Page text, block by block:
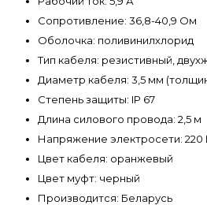
Сопротивление: 36,8-40,9 Ом
Оболочка: поливинилхлорид
Тип кабеля: резистивный,
Диаметр кабеля: 3,5 мм
Степень защиты: IP 67
Длина силового провода: 2,5 м
Напряжение электросети: 220
Цвет кабеля: оранжевый
Цвет муфт: черный
Производится: Беларусь